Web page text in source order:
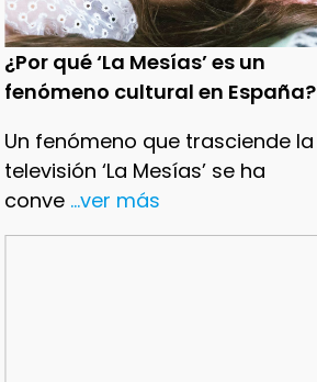
¿Por qué ‘La Mesías’ es un
fenómeno cultural en España?
Un fenómeno que trasciende la
televisión ‘La Mesías’ se ha
conve ...ver más